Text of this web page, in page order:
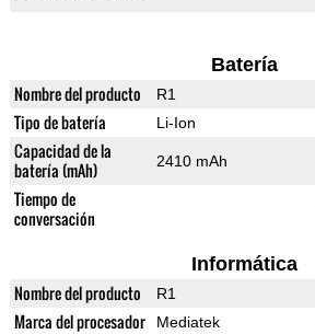
Batería
Nombre del producto R1
Tipo de batería Li-Ion
Capacidad de la
batería (mAh)
2410 mAh
Tiempo de
conversación
Informática
Nombre del producto R1
Marca del procesador Mediatek